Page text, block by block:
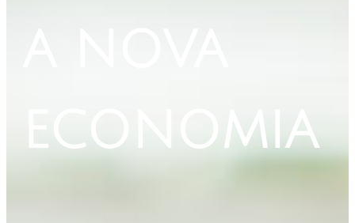
ECONOMIA